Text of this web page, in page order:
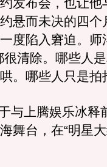
发布会，也让他
悬而未决的四个
度陷入窘迫。师
清除。哪些人
。哪些人只是拍
上腾娱乐冰释
舞台，在“明星